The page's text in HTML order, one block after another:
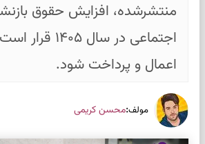
منتشرشده، افزایش حقوق
اجتماعی در سال
اعمال و پرداخت شود.
مولف:محسن کریمی